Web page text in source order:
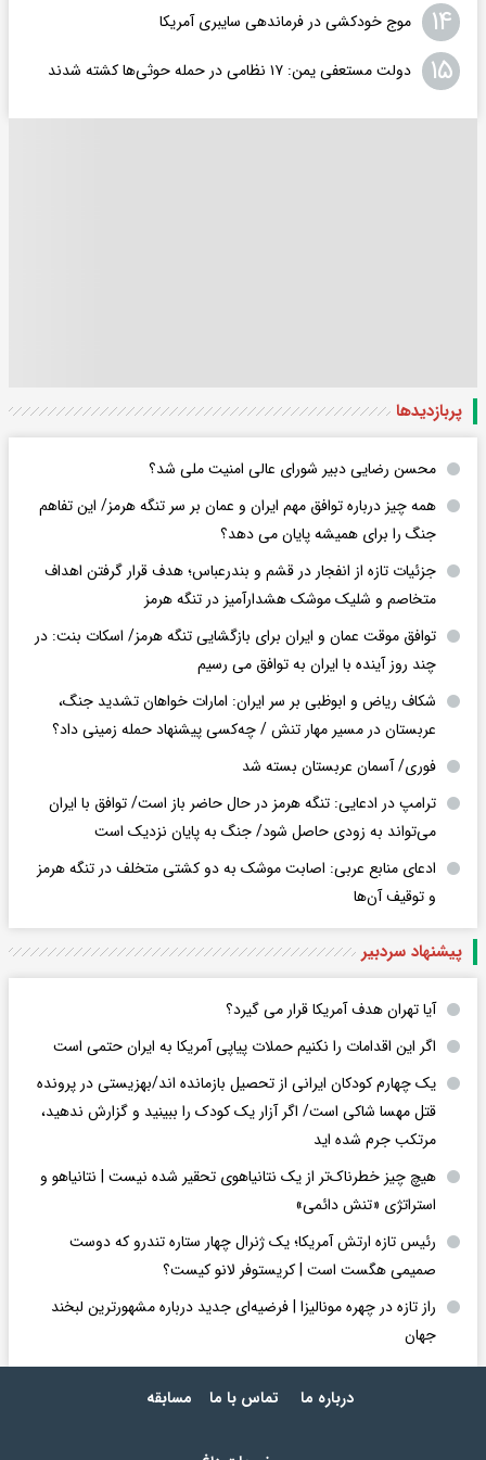
۱۴ موج خودکشی در فرماندهی سایبری آمریکا
۱۵ دولت مستعفی یمن: ۱۷ نظامی در حمله حوثی‌ها کشته شدند
پربازدید‌ها
محسن رضایی دبیر شورای عالی امنیت ملی شد؟
همه چیز درباره توافق مهم ایران و عمان بر سر تنگه هرمز/ این تفاهم
جنگ را برای همیشه پایان می دهد؟
جزئیات تازه از انفجار در قشم و بندرعباس؛ هدف قرار گرفتن اهداف
متخاصم و شلیک موشک هشدارآمیز در تنگه هرمز
توافق موقت عمان و ایران برای بازگشایی تنگه هرمز/ اسکات بنت: در
چند روز آینده با ایران به توافق می رسیم
شکاف ریاض و ابوظبی بر سر ایران: امارات خواهان تشدید جنگ،
عربستان در مسیر مهار تنش / چه‌کسی پیشنهاد حمله زمینی داد؟
فوری/ آسمان عربستان بسته شد
ترامپ در ادعایی: تنگه هرمز در حال حاضر باز است/ توافق با ایران
می‌تواند به‌ زودی حاصل شود/ جنگ به پایان نزدیک است
ادعای منابع عربی: اصابت موشک به دو کشتی متخلف در تنگه هرمز
و توقیف آن‌ها
پیشنهاد سردبیر
آیا تهران هدف آمریکا قرار می گیرد؟
اگر این اقدامات را نکنیم حملات پیاپی آمریکا به ایران حتمی است
یک چهارم کودکان ایرانی از تحصیل بازمانده اند/بهزیستی در پرونده
قتل مهسا شاکی است/ اگر آزار یک کودک را ببینید و گزارش ندهید،
مرتکب جرم شده اید
هیچ چیز خطرناک‌تر از یک نتانیاهوی تحقیر شده نیست | نتانیاهو و
استراتژی «تنش دائمی»
رئیس تازه ارتش آمریکا؛ یک ژنرال چهار ستاره تندرو که دوست
صمیمی هگست است | کریستوفر لانو کیست؟
راز تازه در چهره مونالیزا | فرضیه‌ای جدید درباره مشهورترین لبخند
جهان
درباره ما تماس با ما مسابقه